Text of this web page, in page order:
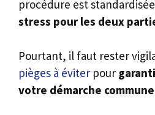
procédure est
stress pour les deux
Pourtant, il faut rester
pièges à éviter pour
votre démarche commune